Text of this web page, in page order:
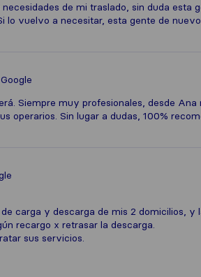
de mi traslado, sin duda esta
lo vuelvo a necesitar, esta gente de nuevo
Siempre muy profesionales, desde
operarios. Sin lugar a dudas, 100%
carga y descarga de mis 2 domicilios, y
recargo x retrasar la descarga.
sus servicios.